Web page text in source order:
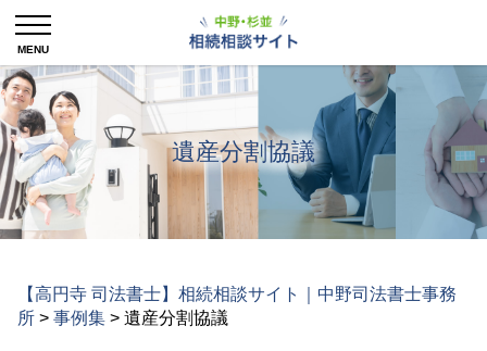
遺産分割協議
【高円寺 司法書士】相続相談サイト｜中野司法書士事務
所 > 事例集 > 遺産分割協議